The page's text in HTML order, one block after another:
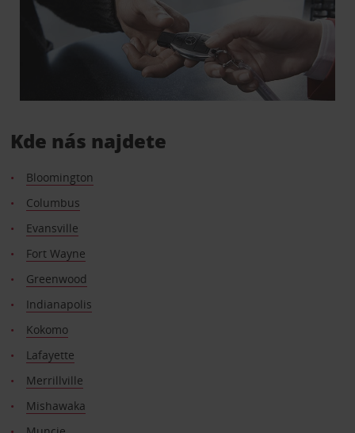
Kde nás najdete
Bloomington
Columbus
Evansville
Fort Wayne
Greenwood
Indianapolis
Kokomo
Lafayette
Merrillville
Mishawaka